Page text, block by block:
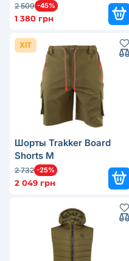
2 509 -45%
1 380 грн
ХІТ
Шорты Trakker Board
Shorts M
2 732 -25%
2 049 грн